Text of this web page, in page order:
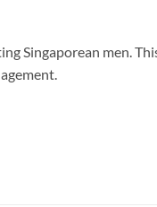
Singaporean men.